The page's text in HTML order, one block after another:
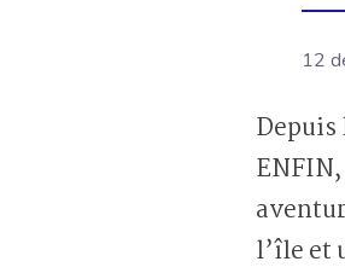
12
Depuis
l’île et